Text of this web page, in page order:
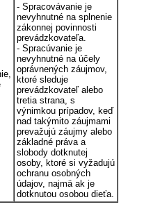
- Spracovávanie je
nevyhnutné na splnenie
zákonnej povinnosti
prevádzkovateľa.
- Spracúvanie je
nevyhnutné na účely
oprávnených záujmov,
ktoré sleduje
prevádzkovateľ alebo
tretia strana, s
výnimkou prípadov, keď
nad takýmito záujmami
prevažujú záujmy alebo
základné práva a
slobody dotknutej
osoby, ktoré si vyžadujú
ochranu osobných
údajov, najmä ak je
dotknutou osobou dieťa.